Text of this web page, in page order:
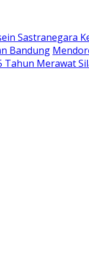
Sastranegara
Bandung
Tahun Merawat